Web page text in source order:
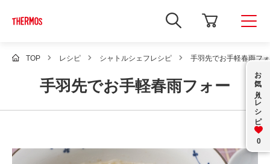
新
し
ィ
ン
ウ
で
サ
検
TOP レシピ シャトルシェフレシピ 手羽先でお手軽春雨フ
手羽先でお手軽春雨フォー お気に入り
レシピ
0